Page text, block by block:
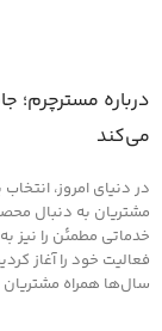
درباره مسترچرم؛
می‌کند
در دنیای امروز،
مشتریان به دنبال
خدماتی مطمئن را نیز
فعالیت خود را آغاز
سال‌ها همراه مشتریان